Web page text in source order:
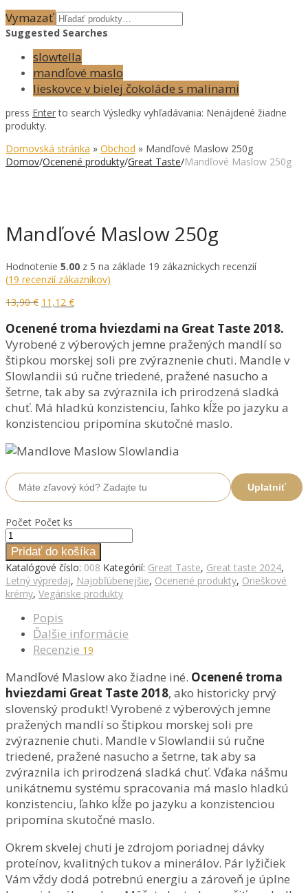
Vymazať
Suggested Searches
slowtella
mandľové maslo
lieskovce v bielej čokoláde s malinami
press Enterto search Výsledky vyhľadávania: Nenájdené žiadne
produkty.
Domovská stránka » Obchod » Mandľové Maslow 250g
Domov/Ocenené produkty/Great Taste/Mandľové Maslow 250g
Mandľové Maslow 250g
Hodnotenie 5.00 z 5 na základe 19 zákazníckych recenzií
(19 recenzií zákazníkov)
13,90€ 11,12 €
Ocenené troma hviezdami na Great Taste 2018.
Vyrobené z výberových jemne pražených mandlí so
štipkou morskej soli pre zvýraznenie chuti. Mandle v
Slowlandii sú ručne triedené, pražené nasucho a
šetrne, tak aby sa zvýraznila ich prirodzená sladká
chuť. Má hladkú konzistenciu, ľahko kĺže po jazyku a
konzistenciou pripomína skutočné maslo.
Uplatniť
Počet Počet ks
Pridať do košíka
Katalógové číslo: 008 Kategórií: Great Taste, Great taste 2024,
Letný výpredaj, Najobľúbenejšie, Ocenené produkty, Orieškové
krémy, Vegánske produkty
Popis
Ďalšie informácie
Recenzie 19
Mandľové Maslow ako žiadne iné. Ocenené troma
hviezdami Great Taste 2018, ako historicky prvý
slovenský produkt! Vyrobené z výberových jemne
pražených mandlí so štipkou morskej soli pre
zvýraznenie chuti. Mandle v Slowlandii sú ručne
triedené, pražené nasucho a šetrne, tak aby sa
zvýraznila ich prirodzená sladká chuť. Vďaka nášmu
unikátnemu systému spracovania má maslo hladkú
konzistenciu, ľahko kĺže po jazyku a konzistenciou
pripomína skutočné maslo.
Okrem skvelej chuti je zdrojom poriadnej dávky
proteínov, kvalitných tukov a minerálov. Pár lyžičiek
Vám vždy dodá potrebnú energiu a zároveň je úplne